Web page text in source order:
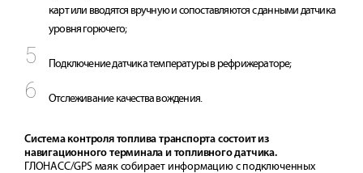
карт или вводятся вручную и сопоставляются с данными датчика
уровня горючего;
Подключение датчика температуры в рефрижераторе;
Отслеживание качества вождения.
Система контроля топлива транспорта состоит из
навигационного терминала и топливного датчика.
ГЛОНАСС/GPS маяк собирает информацию с подключенных